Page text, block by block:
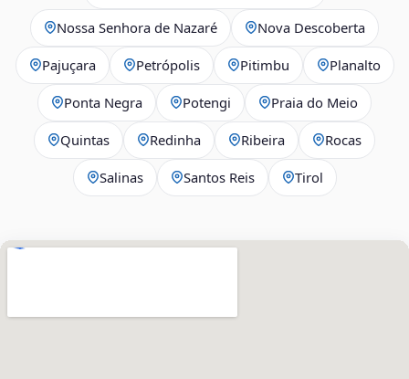
Nossa Senhora de Nazaré Nova Descoberta
Pajuçara Petrópolis Pitimbu Planalto
Ponta Negra Potengi Praia do Meio
Quintas Redinha Ribeira Rocas
Salinas Santos Reis Tirol